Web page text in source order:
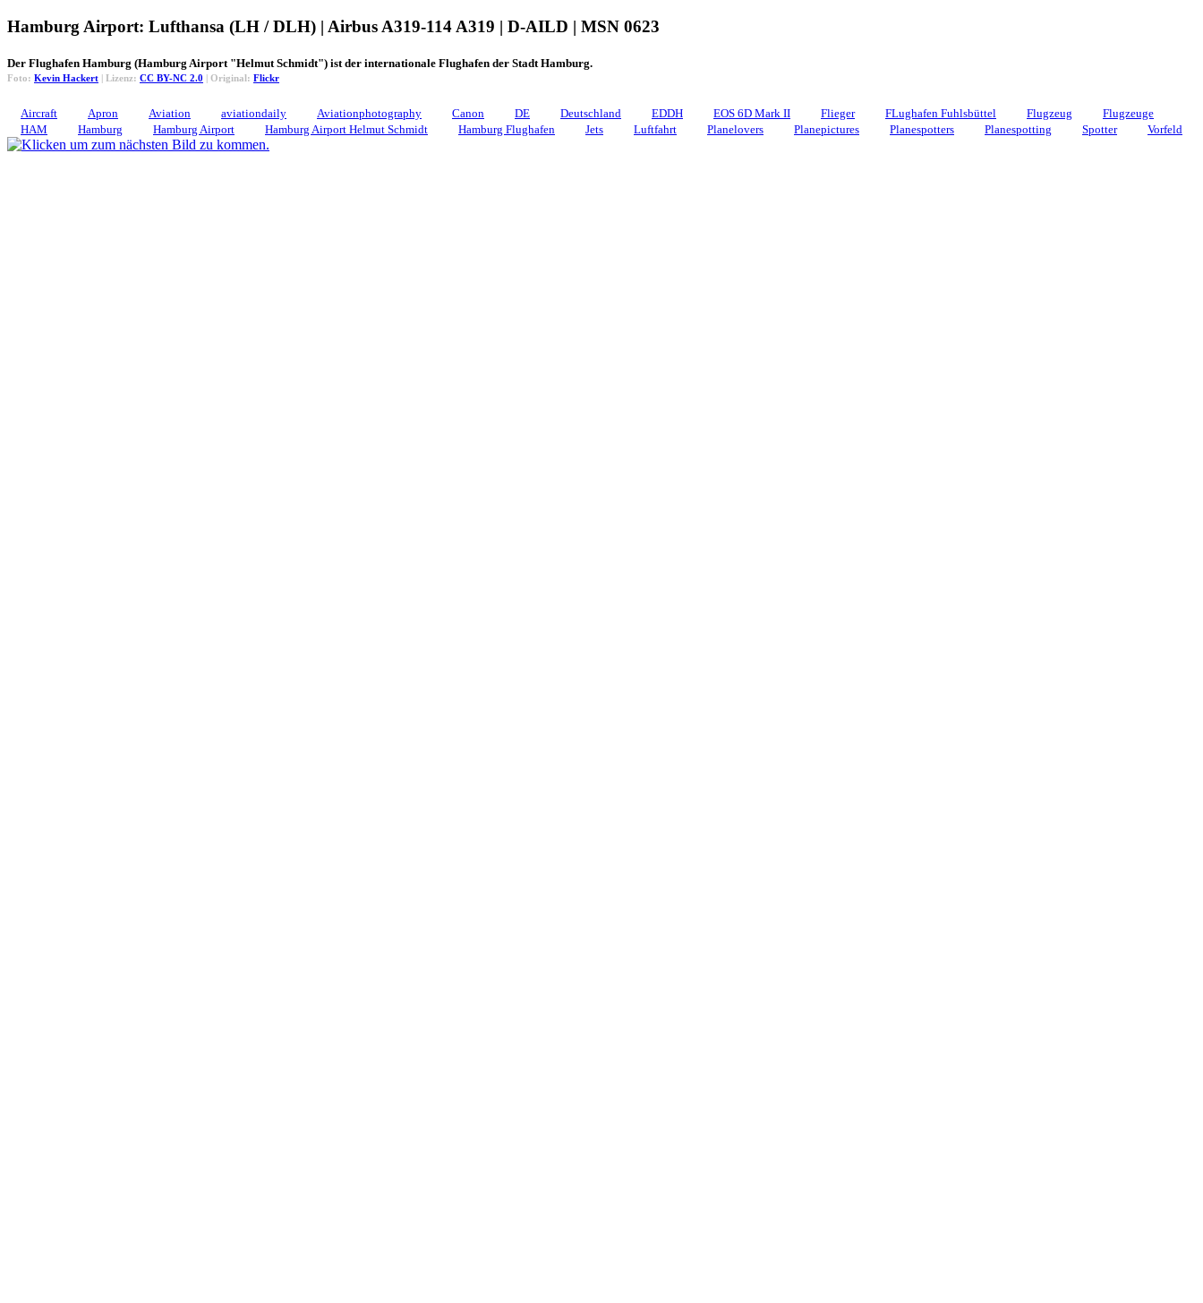
Hamburg Airport: Lufthansa (LH / DLH) | Airbus A319-114 A319 | D-AILD | MSN 0623
Der Flughafen Hamburg (Hamburg Airport "Helmut Schmidt") ist der internationale Flughafen der Stadt Hamburg.
Foto: Kevin Hackert | Lizenz: CC BY-NC 2.0 | Original: Flickr
Aircraft Apron Aviation aviationdaily Aviationphotography Canon DE Deutschland EDDH EOS 6D Mark II Flieger FLughafen Fuhlsbüttel Flugzeug
Flugzeuge
HAM
Hamburg Hamburg Airport Hamburg Airport Helmut Schmidt Hamburg Flughafen Jets Luftfahrt Planelovers Planepictures Planespotters Planespotting Spotter Vorfeld